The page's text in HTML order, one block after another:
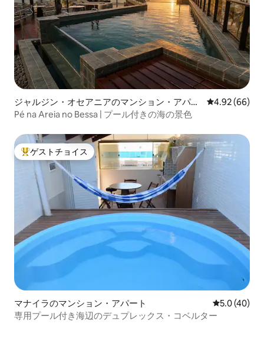
ジャルジン・オセアニアのマンション・アパー
ト
レビュー66
4.92 (66)
Pé na Areia no Bessa | プール付きの海の景色
大好評のゲストチョイスです。
ゲストチョイス
マナイラのマンション・アパート レビュー40
5.0 (40)
専用プール付き海辺のデュプレックス・コベルター